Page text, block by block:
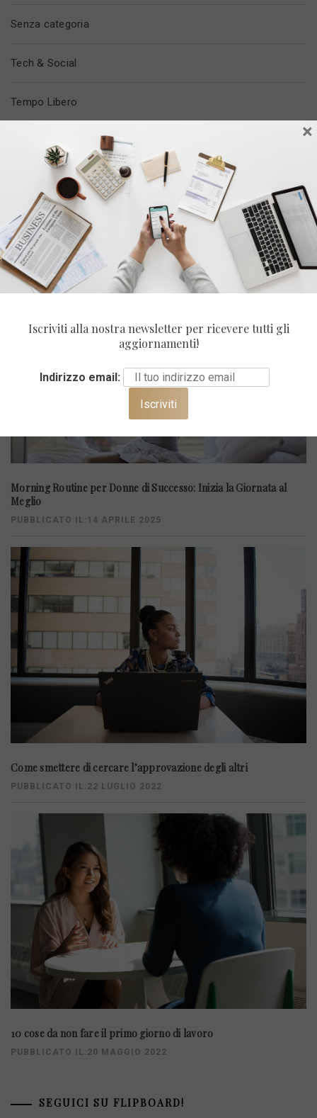
Senza categoria
Tech & Social
Tempo Libero
Vita In Ufficio
ULTIMI POST
Morning Routine per Donne di Successo: Inizia la Giornata al
Meglio
PUBBLICATO IL:14 APRILE 2025
Come smettere di cercare l’approvazione degli altri
PUBBLICATO IL:22 LUGLIO 2022
10 cose da non fare il primo giorno di lavoro
PUBBLICATO IL:20 MAGGIO 2022
SEGUICI SU FLIPBOARD!
Iscriviti alla nostra newsletter per ricevere tutti gli
aggiornamenti!
Indirizzo email:
×